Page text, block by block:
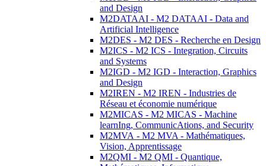
and Design
M2DATAAI - M2 DATAAI - Data and
Artificial Intelligence
M2DES - M2 DES - Recherche en Design
M2ICS - M2 ICS - Integration, Circuits
and Systems
M2IGD - M2 IGD - Interaction, Graphics
and Design
M2IREN - M2 IREN - Industries de
Réseau et économie numérique
M2MICAS - M2 MICAS - Machine
learnIng, CommunicAtions, and Security
M2MVA - M2 MVA - Mathématiques,
Vision, Apprentissage
M2QMI - M2 QMI - Quantique,